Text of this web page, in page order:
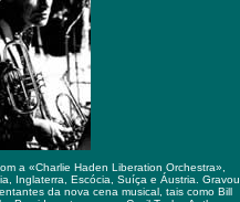
a «Charlie Haden Liberation Orchestra»,
Inglaterra, Escócia, Suíça e Áustria. Gravou
da nova cena musical, tais como Bill